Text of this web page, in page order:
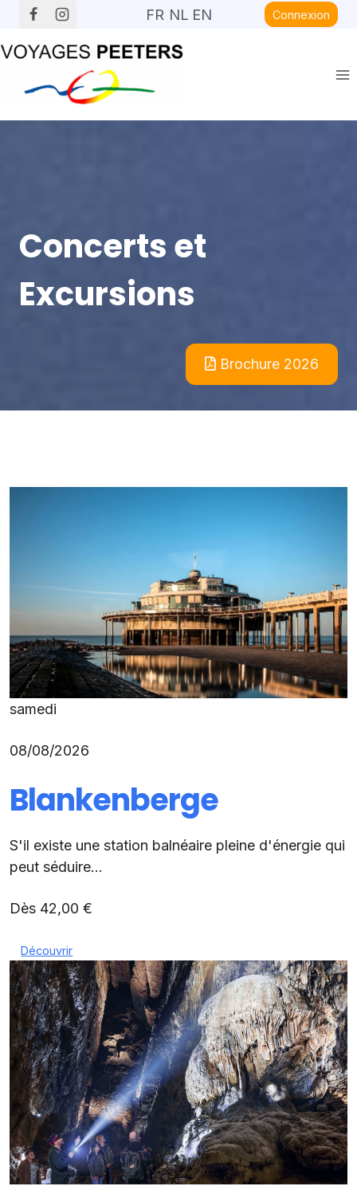
contenu
FR NL EN Connexion
Concerts et
Excursions
Brochure 2026
samedi
08/08/2026
Blankenberge
S'il existe une station balnéaire pleine d'énergie qui
peut séduire...
Dès 42,00 €
Découvrir